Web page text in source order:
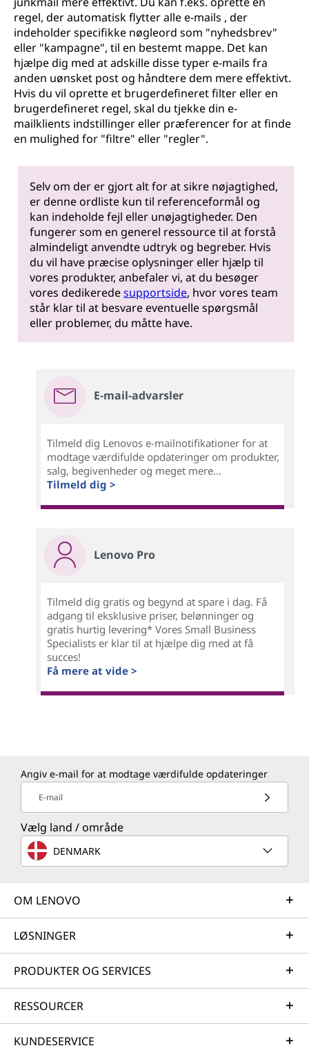
regel, der automatisk flytter alle e-mails , der
indeholder specifikke nøgleord som "nyhedsbrev"
eller "kampagne", til en bestemt mappe. Det kan
hjælpe dig med at adskille disse typer e-mails fra
anden uønsket post og håndtere dem mere effektivt.
Hvis du vil oprette et brugerdefineret filter eller en
brugerdefineret regel, skal du tjekke din e-
mailklients indstillinger eller præferencer for at finde
en mulighed for "filtre" eller "regler".
Selv om der er gjort alt for at sikre nøjagtighed,
er denne ordliste kun til referenceformål og
kan indeholde fejl eller unøjagtigheder. Den
fungerer som en generel ressource til at forstå
almindeligt anvendte udtryk og begreber. Hvis
du vil have præcise oplysninger eller hjælp til
vores produkter, anbefaler vi, at du besøger
vores dedikeredesupportside, hvor vores team
står klar til at besvare eventuelle spørgsmål
eller problemer, du måtte have.
E-mail-advarsler
Tilmeld dig Lenovos e-mailnotifikationer for at
modtage værdifulde opdateringer om produkter,
salg, begivenheder og meget mere...
Tilmeld dig >
Lenovo Pro
Tilmeld dig gratis og begynd at spare i dag. Få
adgang til eksklusive priser, belønninger og
gratis hurtig levering* Vores Small Business
Specialists er klar til at hjælpe dig med at få
succes!
Få mere at vide >
Angiv e-mail for at modtage værdifulde opdateringer
E-mail
Vælg land / område
DENMARK
OM LENOVO
LØSNINGER
PRODUKTER OG SERVICES
RESSOURCER
KUNDESERVICE